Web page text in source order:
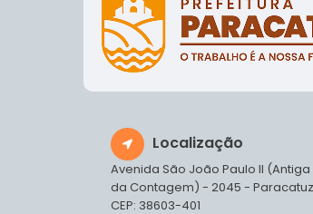
Localização
Avenida São João Paulo II (Antiga
da Contagem) - 2045 -
CEP: 38603-401